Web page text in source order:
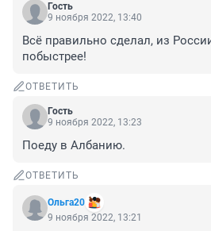
Гость
9 ноября 2022, 13:40
Всё правильно сделал, из
побыстрее!
ОТВЕТИТЬ
Гость
9 ноября 2022, 13:23
Поеду в Албанию.
ОТВЕТИТЬ
Ольга20
9 ноября 2022, 13:21